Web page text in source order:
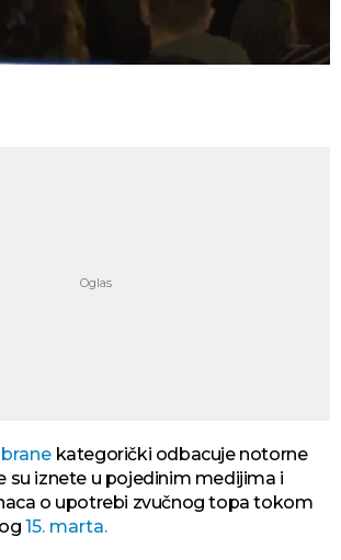
kategorički odbacuje notorne
su iznete u pojedinim medijima i
o upotrebi zvučnog topa tokom
15. marta.